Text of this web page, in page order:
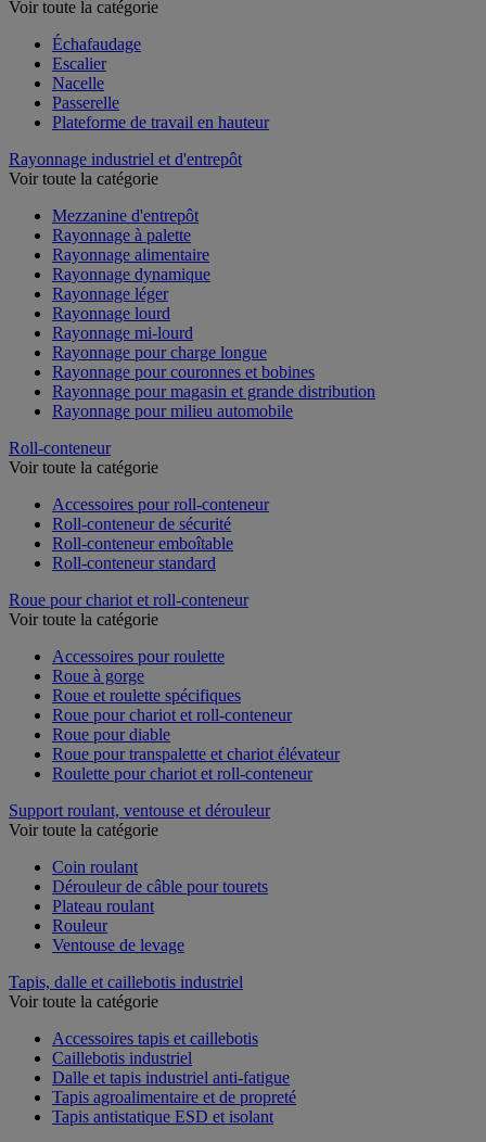
Voir toute la catégorie
Échafaudage
Escalier
Nacelle
Passerelle
Plateforme de travail en hauteur
Rayonnage industriel et d'entrepôt
Voir toute la catégorie
Mezzanine d'entrepôt
Rayonnage à palette
Rayonnage alimentaire
Rayonnage dynamique
Rayonnage léger
Rayonnage lourd
Rayonnage mi-lourd
Rayonnage pour charge longue
Rayonnage pour couronnes et bobines
Rayonnage pour magasin et grande distribution
Rayonnage pour milieu automobile
Roll-conteneur
Voir toute la catégorie
Accessoires pour roll-conteneur
Roll-conteneur de sécurité
Roll-conteneur emboîtable
Roll-conteneur standard
Roue pour chariot et roll-conteneur
Voir toute la catégorie
Accessoires pour roulette
Roue à gorge
Roue et roulette spécifiques
Roue pour chariot et roll-conteneur
Roue pour diable
Roue pour transpalette et chariot élévateur
Roulette pour chariot et roll-conteneur
Support roulant, ventouse et dérouleur
Voir toute la catégorie
Coin roulant
Dérouleur de câble pour tourets
Plateau roulant
Rouleur
Ventouse de levage
Tapis, dalle et caillebotis industriel
Voir toute la catégorie
Accessoires tapis et caillebotis
Caillebotis industriel
Dalle et tapis industriel anti-fatigue
Tapis agroalimentaire et de propreté
Tapis antistatique ESD et isolant